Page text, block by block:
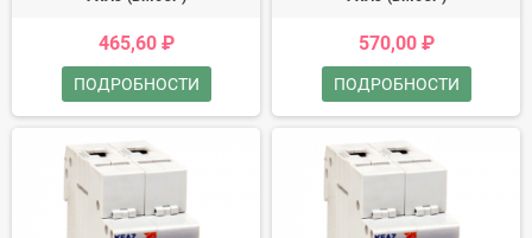
465,60 ₽
ПОДРОБНОСТИ
570,00 ₽
ПОДРОБНОСТИ